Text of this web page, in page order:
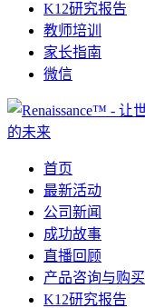
K12研究报告
教师培训
家长指南
微信
首页
最新活动
公司新闻
成功故事
直播回顾
产品咨询与购买
K12研究报告